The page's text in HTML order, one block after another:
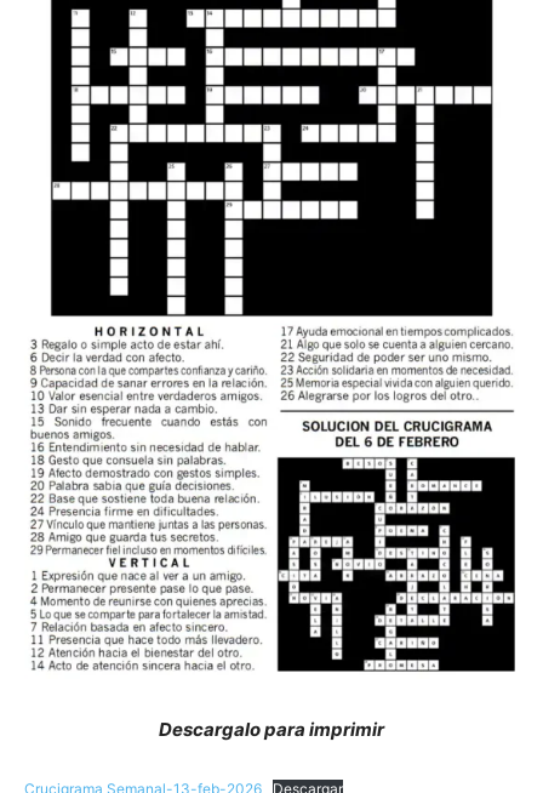
Descargalo para imprimir
Crucigrama Semanal-13-feb-2026 Descargar